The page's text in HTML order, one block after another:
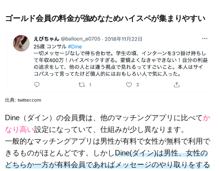
ゴールド会員の料金が強めなためハイスペが集まりやすい
出典: twitter.com
Dine（ダイン）の会員費は、他のマッチングアプリに比べてか
なり高い設定になっていて、仕組みが少し異なります。
一般的なマッチングアプリは男性が有料で女性が無料で利用で
きるものがほとんどです。しかしDine(ダイン)は男性、女性の
どちらか一方が有料会員であればメッセージのやり取りをする